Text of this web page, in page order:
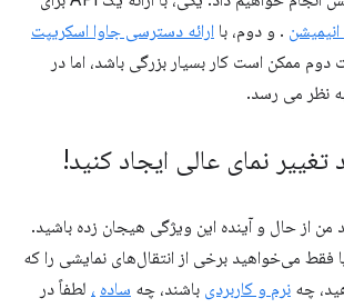
. و دوم، با ارائه دسترسی جاوا اسکریپت
ممکن است کار بسیار بزرگی باشد، اما در
نظر می رسد.
تغییر نمای عالی ایجاد کنید!
من از حال و آینده این ویژگی هیجان زده باشید.
فقط می‌خواهید برخی از انتقال‌های نمایشی را که
چه نرم و کاربردی باشند، چه ساده ، لطفاً در